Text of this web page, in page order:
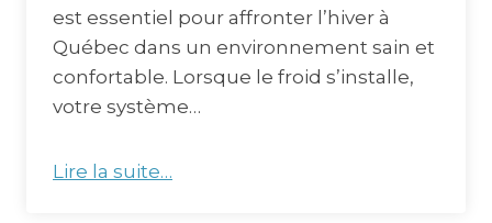
est essentiel pour affronter l’hiver à
Québec dans un environnement sain et
confortable. Lorsque le froid s’installe,
votre système…
Lire la suite…